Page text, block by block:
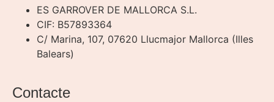
ES GARROVER DE MALLORCA S.L.
CIF: B57893364
C/ Marina, 107, 07620 Llucmajor Mallorca (Illes
Balears)
Contacte